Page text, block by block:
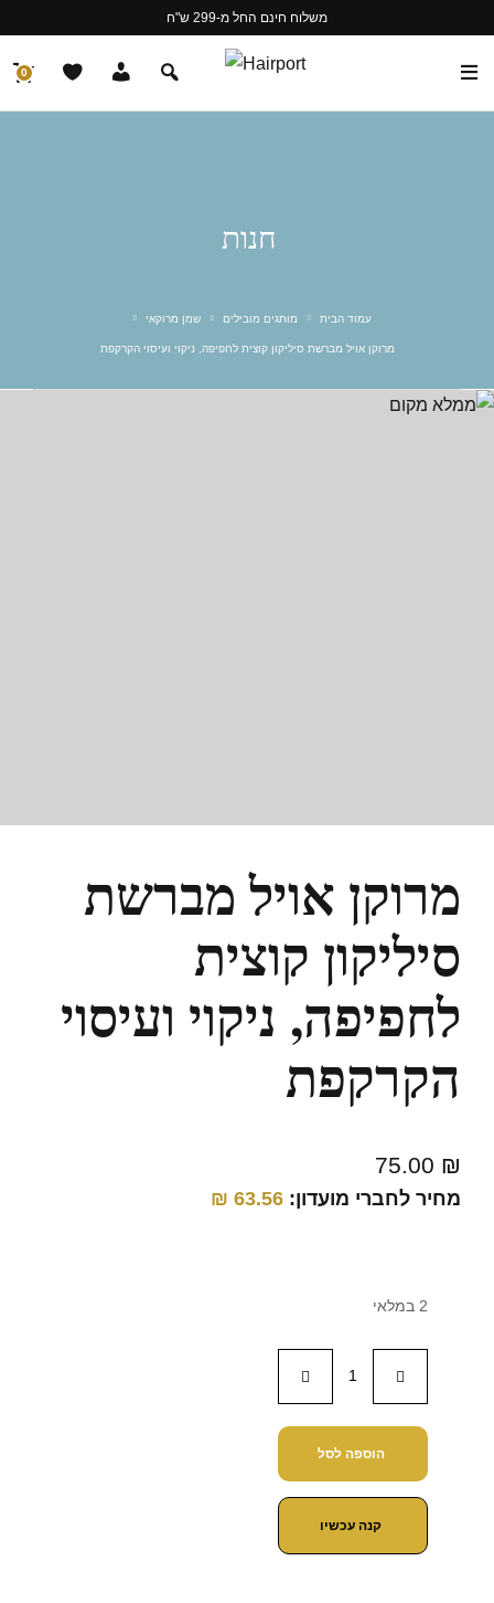
משלוח חינם החל מ-299 ש"ח
0
חנות
עמוד הבית מותגים מובילים שמן מרוקאי
מרוקן אויל מברשת סיליקון קוצית לחפיפה, ניקוי ועיסוי הקרקפת
מרוקן אויל מברשת
סיליקון קוצית
לחפיפה, ניקוי ועיסוי
הקרקפת
75.00 ₪
מחיר לחברי מועדון: 63.56
₪
2 במלאי
הוספה לסל
קנה עכשיו